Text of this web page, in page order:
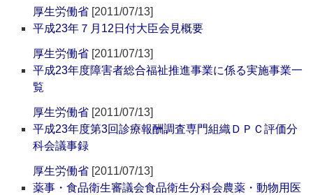
厚生労働省 [2011/07/13]
平成23年７月12日付大臣会見概要
厚生労働省 [2011/07/13]
平成23年度障害者総合福祉推進事業に係る実施事業一
覧
厚生労働省 [2011/07/13]
平成23年度第3回診療報酬調査専門組織ＤＰＣ評価分
科会議事録
厚生労働省 [2011/07/13]
薬事・食品衛生審議会食品衛生分科会農薬・動物用医